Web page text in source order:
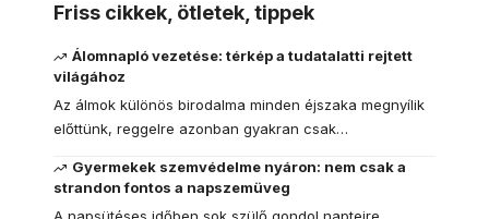
Friss cikkek, ötletek, tippek
Álomnapló vezetése: térkép a tudatalatti rejtett
világához
Az álmok különös birodalma minden éjszaka megnyílik
előttünk, reggelre azonban gyakran csak…
Gyermekek szemvédelme nyáron: nem csak a
strandon fontos a napszemüveg